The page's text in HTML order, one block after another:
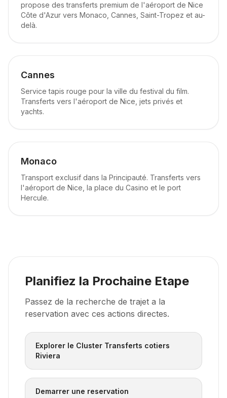
propose des transferts premium de l'aéroport de Nice
Côte d'Azur vers Monaco, Cannes, Saint-Tropez et au-
delà.
Cannes
Service tapis rouge pour la ville du festival du film.
Transferts vers l'aéroport de Nice, jets privés et
yachts.
Monaco
Transport exclusif dans la Principauté. Transferts vers
l'aéroport de Nice, la place du Casino et le port
Hercule.
Planifiez la Prochaine Etape
Passez de la recherche de trajet a la
reservation avec ces actions directes.
Explorer le Cluster Transferts cotiers
Riviera
Demarrer une reservation